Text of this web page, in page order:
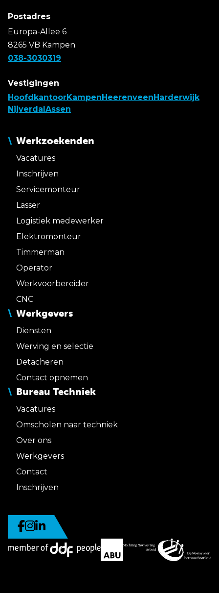
Postadres
Europa-Allee 6
8265 VB Kampen
038-3030319
Vestigingen
HoofdkantoorKampen Heerenveen Harderwijk
Nijverdal Assen
Werkzoekenden
Vacatures
Inschrijven
Servicemonteur
Lasser
Logistiek medewerker
Elektromonteur
Timmerman
Operator
Werkvoorbereider
CNC
Werkgevers
Diensten
Werving en selectie
Detacheren
Contact opnemen
Bureau Techniek
Vacatures
Omscholen naar techniek
Over ons
Werkgevers
Contact
Inschrijven